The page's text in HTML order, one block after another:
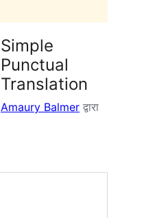
Simple
Punctual
Translation
Amaury Balmer द्वारा